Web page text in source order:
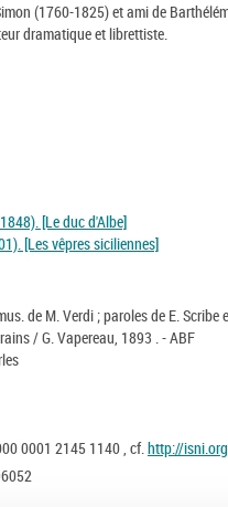
(1760-1825) et ami de
dramatique et librettiste.
[Le duc d'Albe]
[Les vêpres siciliennes]
de M. Verdi ; paroles de E.
/ G. Vapereau, 1893 . - ABF
0001 2145 1140 , cf.http://